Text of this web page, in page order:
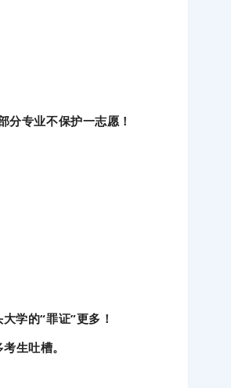
专业不保护一志愿！
学的“罪证”更多！
生吐槽。